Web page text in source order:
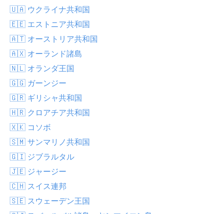
🇺🇦 ウクライナ共和国
🇪🇪 エストニア共和国
🇦🇹 オーストリア共和国
🇦🇽 オーランド諸島
🇳🇱 オランダ王国
🇬🇬 ガーンジー
🇬🇷 ギリシャ共和国
🇭🇷 クロアチア共和国
🇽🇰 コソボ
🇸🇲 サンマリノ共和国
🇬🇮 ジブラルタル
🇯🇪 ジャージー
🇨🇭 スイス連邦
🇸🇪 スウェーデン王国